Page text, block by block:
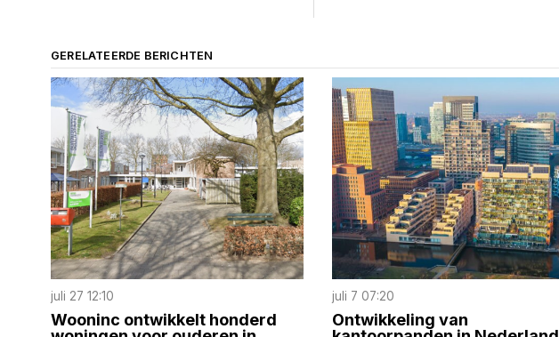
GERELATEERDE BERICHTEN
juli 27 12:10
Wooninc ontwikkelt honderd
juli 7 07:20
Ontwikkeling van